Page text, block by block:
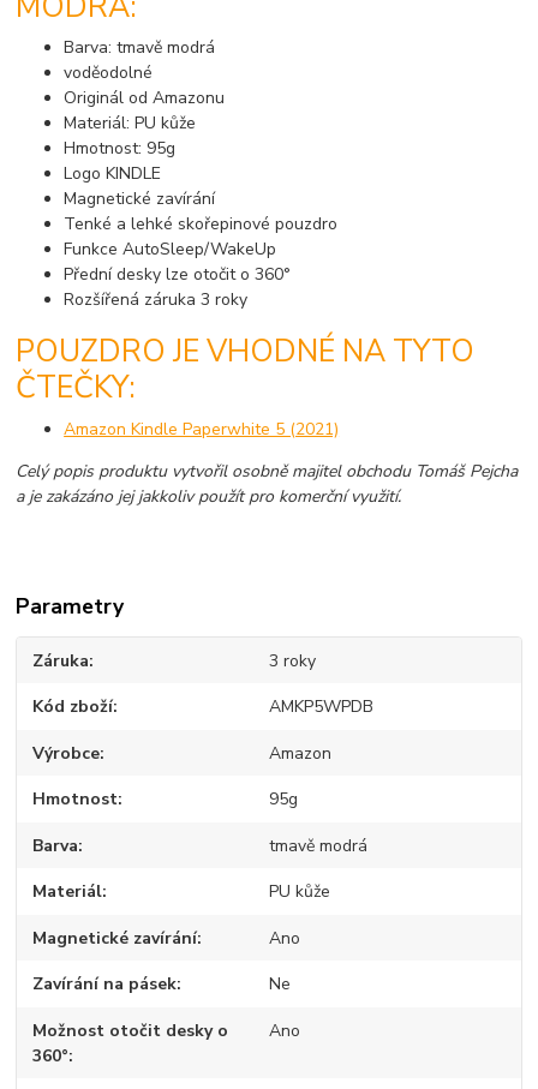
Barva: tmavě modrá
voděodolné
Originál od Amazonu
Materiál: PU kůže
Hmotnost: 95g
Logo KINDLE
Magnetické zavírání
Tenké a lehké skořepinové pouzdro
Funkce AutoSleep/WakeUp
Přední desky lze otočit o 360°
Rozšířená záruka 3 roky
POUZDRO JE VHODNÉ NA TYTO
ČTEČKY:
Amazon Kindle Paperwhite 5 (2021)
Celý popis produktu vytvořil osobně majitel obchodu Tomáš Pejcha
a je zakázáno jej jakkoliv použít pro komerční využití.
Parametry
Záruka 3 roky
Kód zboží AMKP5WPDB
Výrobce Amazon
Hmotnost 95g
Barva tmavě modrá
Materiál PU kůže
Magnetické zavírání Ano
Zavírání na pásek Ne
Možnost otočit desky o
360°
Ano